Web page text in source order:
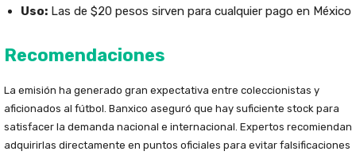
Uso: Las de $20 pesos sirven para cualquier pago en México
Recomendaciones
La emisión ha generado gran expectativa entre coleccionistas y
aficionados al fútbol. Banxico aseguró que hay suficiente stock para
satisfacer la demanda nacional e internacional. Expertos recomiendan
adquirirlas directamente en puntos oficiales para evitar falsificaciones